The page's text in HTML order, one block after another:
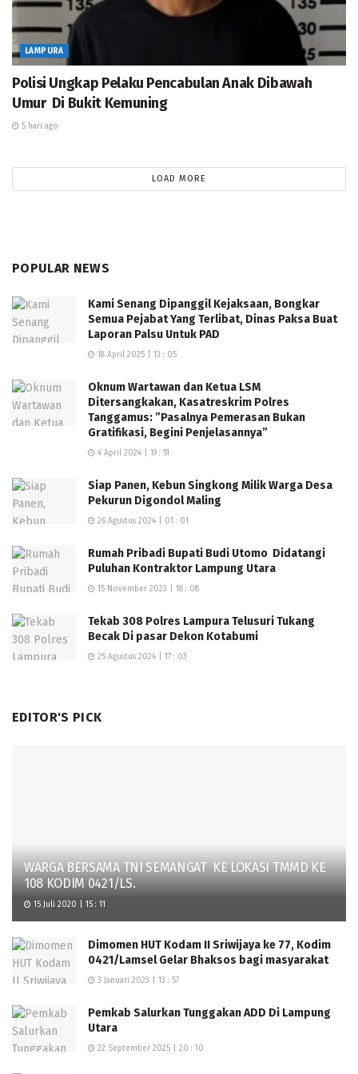
LAMPURA
Polisi Ungkap Pelaku Pencabulan Anak Dibawah
Umur Di Bukit Kemuning
5 hari ago
LOAD MORE
POPULAR NEWS
Kami Senang Dipanggil Kejaksaan, Bongkar
Semua Pejabat Yang Terlibat, Dinas Paksa Buat
Laporan Palsu Untuk PAD
18 April 2025 | 13 : 05
Oknum Wartawan dan Ketua LSM
Ditersangkakan, Kasatreskrim Polres
Tanggamus: ”Pasalnya Pemerasan Bukan
Gratifikasi, Begini Penjelasannya”
4 April 2024 | 19 : 51
Siap Panen, Kebun Singkong Milik Warga Desa
Pekurun Digondol Maling
26 Agustus 2024 | 01 : 01
Rumah Pribadi Bupati Budi Utomo Didatangi
Puluhan Kontraktor Lampung Utara
15 November 2023 | 18 : 08
Tekab 308 Polres Lampura Telusuri Tukang
Becak Di pasar Dekon Kotabumi
25 Agustus 2024 | 17 : 03
EDITOR'S PICK
WARGA BERSAMA TNI SEMANGAT KE LOKASI TMMD KE
108 KODIM 0421/LS.
15 Juli 2020 | 15 : 11
Dimomen HUT Kodam II Sriwijaya ke 77, Kodim
0421/Lamsel Gelar Bhaksos bagi masyarakat
3 Januari 2023 | 13 : 57
Pemkab Salurkan Tunggakan ADD Di Lampung
Utara
22 September 2025 | 20 : 10